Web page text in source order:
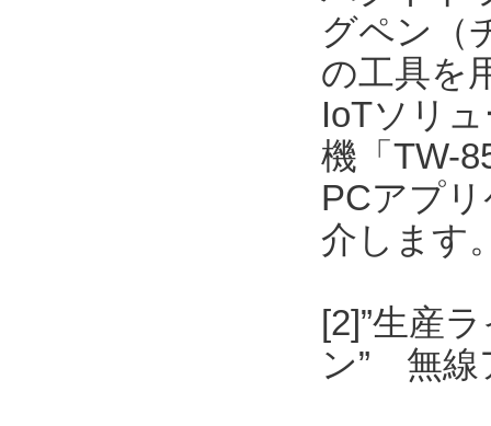
グペン（
の工具を
IoTソリ
機「TW-
PCアプ
介します
[2]”生産
ン” 無線